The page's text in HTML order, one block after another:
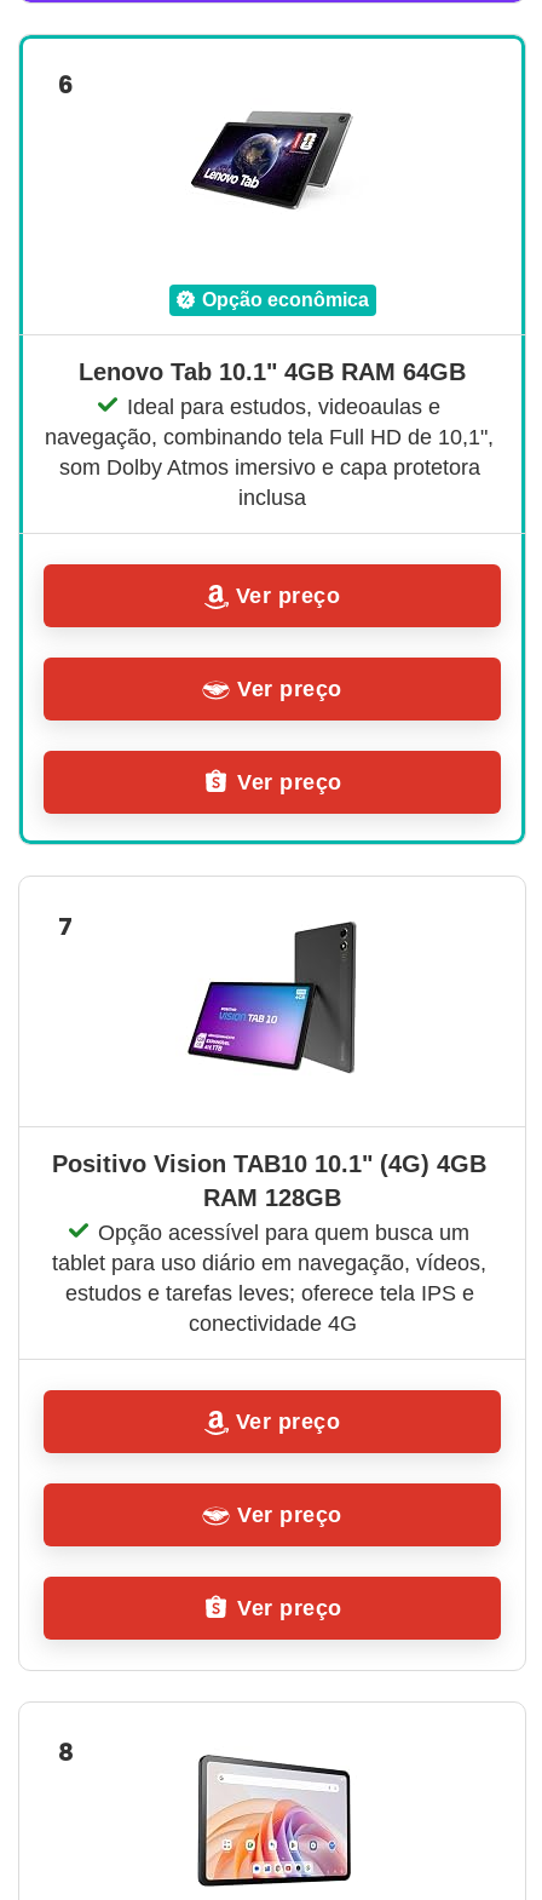
6
opção econômica
Lenovo Tab 10.1" 4GB RAM 64GB
Ideal para estudos, videoaulas e
navegação, combinando tela Full HD de 10,1",
som Dolby Atmos imersivo e capa protetora
inclusa
Ver preço
Ver preço
Ver preço
7
Positivo Vision TAB10 10.1" (4G) 4GB
RAM 128GB
Opção acessível para quem busca um
tablet para uso diário em navegação, vídeos,
estudos e tarefas leves; oferece tela IPS e
conectividade 4G
Ver preço
Ver preço
Ver preço
8